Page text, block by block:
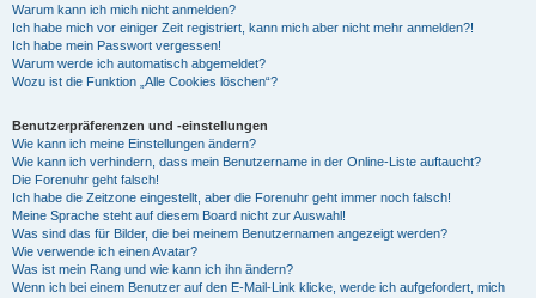
Warum kann ich mich nicht anmelden?
Ich habe mich vor einiger Zeit registriert, kann mich aber nicht mehr anmelden?!
Ich habe mein Passwort vergessen!
Warum werde ich automatisch abgemeldet?
Wozu ist die Funktion „Alle Cookies löschen“?
Benutzerpräferenzen und -einstellungen
Wie kann ich meine Einstellungen ändern?
Wie kann ich verhindern, dass mein Benutzername in der Online-Liste auftaucht?
Die Forenuhr geht falsch!
Ich habe die Zeitzone eingestellt, aber die Forenuhr geht immer noch falsch!
Meine Sprache steht auf diesem Board nicht zur Auswahl!
Was sind das für Bilder, die bei meinem Benutzernamen angezeigt werden?
Wie verwende ich einen Avatar?
Was ist mein Rang und wie kann ich ihn ändern?
Wenn ich bei einem Benutzer auf den E-Mail-Link klicke, werde ich aufgefordert, mich